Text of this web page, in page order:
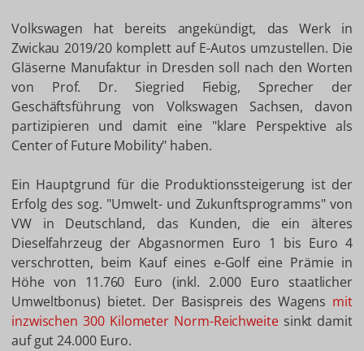
Volkswagen hat bereits angekündigt, das Werk in
Zwickau 2019/20 komplett auf E-Autos umzustellen. Die
Gläserne Manufaktur in Dresden soll nach den Worten
von Prof. Dr. Siegried Fiebig, Sprecher der
Geschäftsführung von Volkswagen Sachsen, davon
partizipieren und damit eine "klare Perspektive als
Center of Future Mobility" haben.
Ein Hauptgrund für die Produktionssteigerung ist der
Erfolg des sog. "Umwelt- und Zukunftsprogramms" von
VW in Deutschland, das Kunden, die ein älteres
Dieselfahrzeug der Abgasnormen Euro 1 bis Euro 4
verschrotten, beim Kauf eines e-Golf eine Prämie in
Höhe von 11.760 Euro (inkl. 2.000 Euro staatlicher
Umweltbonus) bietet. Der Basispreis des Wagens mit
inzwischen 300 Kilometer Norm-Reichweitesinkt damit
auf gut 24.000 Euro.